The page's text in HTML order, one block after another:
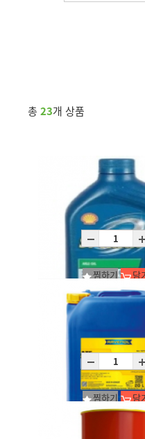
총 23개 상품
Spirax S5 ATE 75W-90/
찜하기 담
찜하기 담